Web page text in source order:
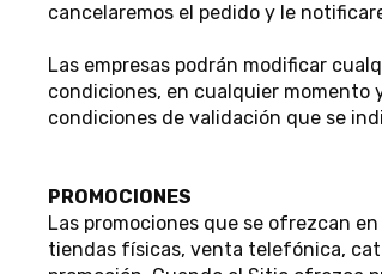
cancelaremos el pedido y le
Las empresas podrán modificar
condiciones, en cualquier momento
condiciones de validación que se
PROMOCIONES
Las promociones que se ofrezcan
tiendas físicas, venta telefónica,